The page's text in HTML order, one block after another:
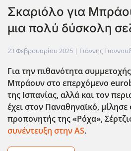
Σκαριόλο για
μια πολύ δύσκολη
23 Φεβρουαρίου 2025 | Γιάννης
Για την πιθανότητα
Μπράουν στο επερχόμενο
της Ισπανίας, αλλά και τον
έχει στον Παναθηναϊκό,
προπονητής της «Ρόχα»,
συνέντευξη στην AS.